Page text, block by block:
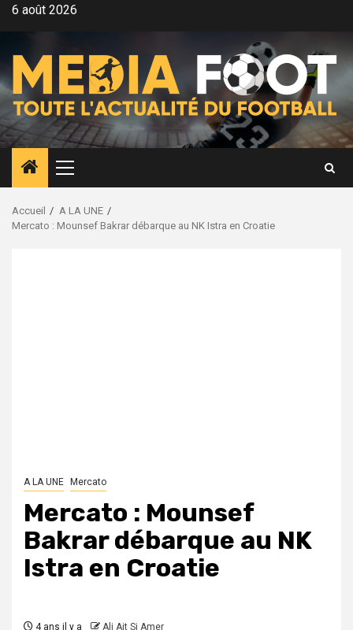
Aller6 août 2026
Menu
principal
Accueil
A LA UNE
Mercato : Mounsef Bakrar débarque au NK Istra en Croatie
A LA UNE Mercato
Mercato : Mounsef
Bakrar débarque au NK
Istra en Croatie
4 ans il y a Ali Ait Si Amer